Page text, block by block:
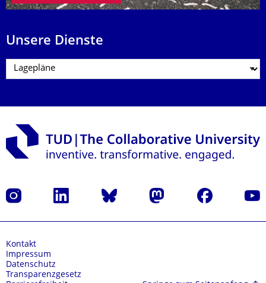
Unsere Dienste
Instagram LinkedIn Bluesky Mastodon Facebook
Kontakt
Impressum
Datenschutz
Transparenzgesetz